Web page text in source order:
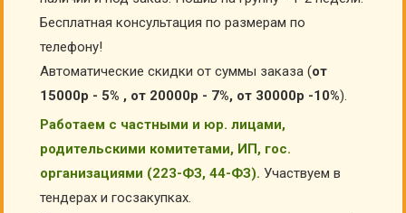
Бесплатная консультация по размерам по
телефону!
Автоматические скидки от суммы заказа (от
15000р - 5% , от 20000р - 7%, от 30000р -10%).
Работаем с частными и юр. лицами,
родительскими комитетами, ИП, гос.
организациями (223-ФЗ, 44-ФЗ). Участвуем в
тендерах и госзакупках.